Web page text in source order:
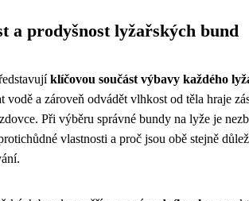
a prodyšnost lyžařských bund
klíčovou součást výbavy každého
vodě a zároveň odvádět vlhkost od těla hraje
Při výběru správné bundy na lyže je
vlastnosti a proč jsou obě stejně